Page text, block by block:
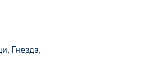
, Гнезда,